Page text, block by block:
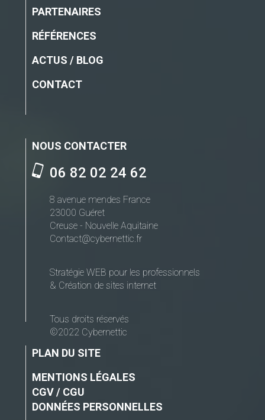
PARTENAIRES
RÉFÉRENCES
ACTUS / BLOG
CONTACT
NOUS CONTACTER
06 82 02 24 62
8 avenue mendes France
23000 Guéret
Creuse - Nouvelle Aquitaine
Contact@cybernettic.fr
Stratégie WEB pour les professionnels
& Création de sites internet
Tous droits réservés
©2022 Cybernettic
PLAN DU SITE
MENTIONS LÉGALES
CGV / CGU
DONNÉES PERSONNELLES